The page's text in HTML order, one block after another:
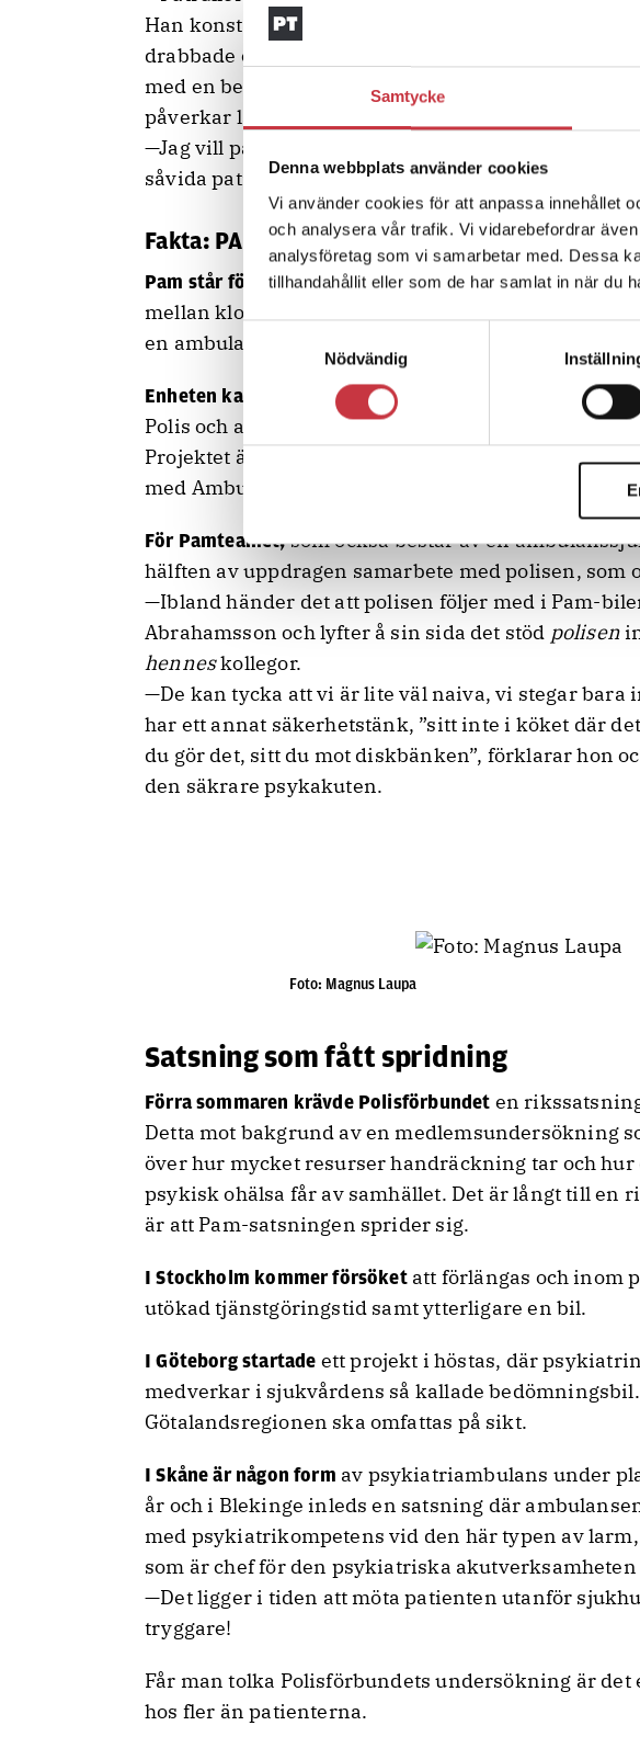
Samtycke
Denna webbplats använder cookies
Vi använder cookies för att anpassa innehållet
och analysera vår trafik. Vi vidarebefordrar
analysföretag som vi samarbetar med. Dessa
tillhandahållit eller som de har samlat in när du
Nödvändig
Han konstaterar att den psykiatriska akutbilen är
drabbade och för kollegorna på plats. Enligt honom
med en besparing, även om statistik saknas över
påverkar längden på polisens uppdrag.
—Jag vill påstå att vi kan frigöra resurser i de flesta
såvida patienten inte är hotfull eller våldsam.
Fakta: PAM
Pam står för Psykiatrisk Akut Mobilitet.Enheten är i
mellan klockan 15.00–01.00.och bemannas av två
en ambulanssjukvårdare.
Enheten kan inte kontaktas direkt
av allmänheten
Polis och ambulans kan via SOS Alarm begära
Projektet ägs av Länsakuten S:t Görans sjukhus/
med Ambulanssjukvården i Storstockholm AB.
För Pamteamet,som också består av en
hälften av uppdragen samarbete med polisen, som
—Ibland händer det att polisen följer med i Pam-
Abrahamsson och lyfter å sin sida det stöd polisen
henneskollegor.
—De kan tycka att vi är lite väl naiva, vi stegar bara
har ett annat säkerhetstänk, ”sitt inte i köket där
du gör det, sitt du mot diskbänken”, förklarar hon
den säkrare psykakuten.
Foto: Magnus Laupa
Satsning som fått spridning
Förra sommaren krävde Polisförbundet en
Detta mot bakgrund av en medlemsundersökning
över hur mycket resurser handräckning tar och
psykisk ohälsa får av samhället. Det är långt till en
är att Pam-satsningen sprider sig.
I Stockholm kommer försöketatt förlängas och inom
utökad tjänstgöringstid samt ytterligare en bil.
I Göteborg startade ett projekt i höstas, där
medverkar i sjukvårdens så kallade
Götalandsregionen ska omfattas på sikt.
I Skåne är någon form av psykiatriambulans under
år och i Blekinge inleds en satsning där
med psykiatrikompetens vid den här typen av
som är chef för den psykiatriska akutverksamheten
—Det ligger i tiden att möta patienten utanför
tryggare!
Får man tolka Polisförbundets undersökning är
hos fler än patienterna.